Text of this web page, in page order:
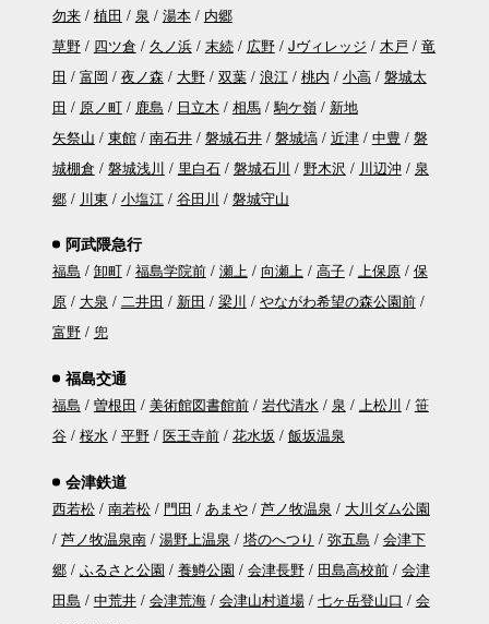
勿来
植田 泉 湯本
内郷
草野
四ツ倉 久ノ浜 末続 広野 Jヴィレッジ 木戸
竜
田
富岡 夜ノ森 大野 双葉 浪江 桃内 小高
磐城太
田
原ノ町 鹿島 日立木 相馬 駒ケ嶺
新地
矢祭山
東館 南石井 磐城石井 磐城塙 近津 中豊
磐
城棚倉
磐城浅川 里白石 磐城石川 野木沢 川辺沖
泉
郷
川東 小塩江 谷田川 磐城守山
阿武隈急行
福島 卸町 福島学院前 瀬上 向瀬上 高子 上保原
保
原
大泉 二井田 新田 梁川
やながわ希望の森公園前
富野
兜
福島交通
福島 曽根田 美術館図書館前 岩代清水 泉 上松川
笹
谷
桜水 平野 医王寺前 花水坂 飯坂温泉
会津鉄道
西若松 南若松 門田 あまや 芦ノ牧温泉
大川ダム公園
芦ノ牧温泉南
湯野上温泉 塔のへつり 弥五島
会津下
郷
ふるさと公園 養鱒公園 会津長野 田島高校前
会津
田島
中荒井 会津荒海 会津山村道場 七ヶ岳登山口
会